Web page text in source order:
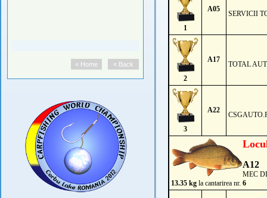
« Back
« Home
1
A05
SERVICII
2
A17
TOTAL
3
A22
A12
MEC
13.35 kg la cantarirea nr.6